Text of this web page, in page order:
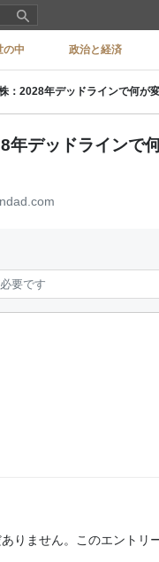
の中 政治と経済
：2028年デッドラインで何が
年デッドラインで
要です
りません。 このエントリ